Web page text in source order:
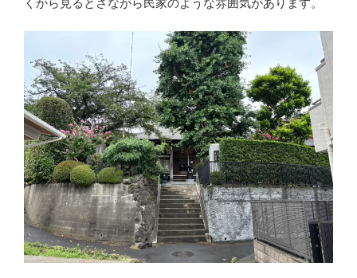
くから見るとさながら民家のような雰囲気があります。